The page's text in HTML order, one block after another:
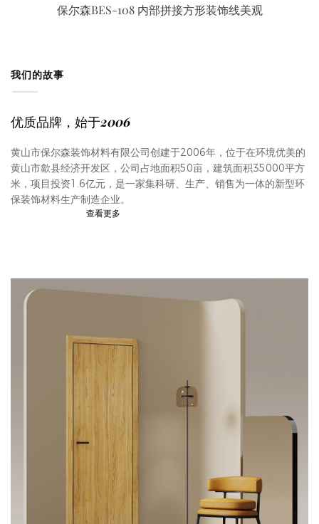
保尔森BES-108 内部拼接方形装饰线美观
我们的故事
优质品牌，始于2006
黄山市保尔森装饰材料有限公司创建于2006年，位于在环境优美的
黄山市歙县经济开发区，公司占地面积50亩，建筑面积35000平方
米，项目投资1.6亿元，是一家集科研、生产、销售为一体的新型环
保装饰材料生产制造企业。
查看更多